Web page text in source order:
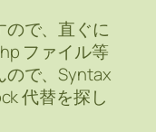
で、直ぐに
ファイル等
ので、Syntax
代替を探し